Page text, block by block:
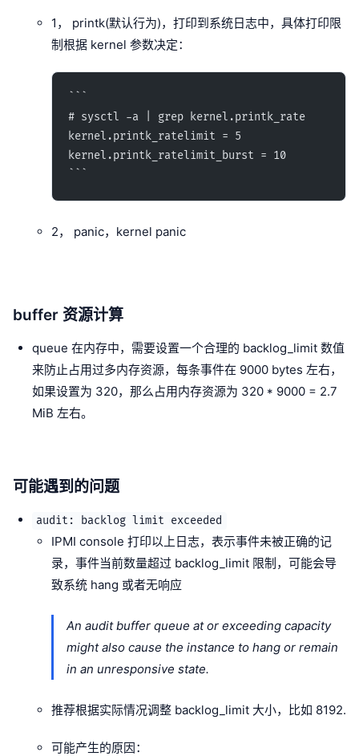
1， printk(默认行为)，打印到系统日志中，具体打印限
制根据 kernel 参数决定：
# sysctl -a | grep kernel.printk_rate
kernel.printk_ratelimit = 5
kernel.printk_ratelimit_burst = 10
2， panic，kernel panic
buffer 资源计算
queue 在内存中，需要设置一个合理的 backlog_limit 数值
来防止占用过多内存资源，每条事件在 9000 bytes 左右，
如果设置为 320，那么占用内存资源为 320 * 9000 = 2.7
MiB 左右。
可能遇到的问题
audit: backlog limit exceeded
IPMI console 打印以上日志，表示事件未被正确的记
录，事件当前数量超过 backlog_limit 限制，可能会导
致系统 hang 或者无响应
An audit buffer queue at or exceeding capacity
might also cause the instance to hang or remain
in an unresponsive state.
推荐根据实际情况调整 backlog_limit 大小，比如 8192.
可能产生的原因：